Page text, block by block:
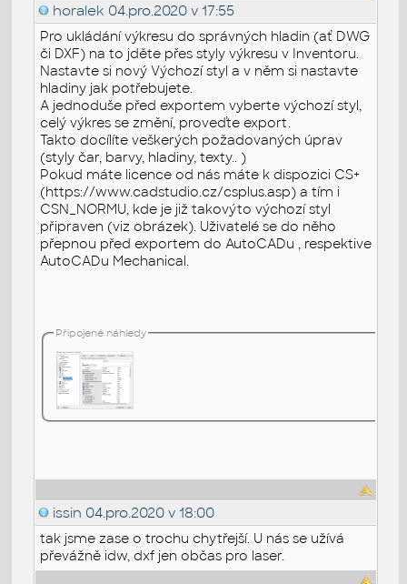
horalek 04.pro.2020 v 17:55
Pro ukládání výkresu do správných hladin (ať DWG
či DXF) na to jděte přes styly výkresu v Inventoru.
Nastavte si nový Výchozí styl a v něm si nastavte
hladiny jak potřebujete.
A jednoduše před exportem vyberte výchozí styl,
celý výkres se změní, proveďte export.
Takto docílíte veškerých požadovaných úprav
(styly čar, barvy, hladiny, texty.. )
Pokud máte licence od nás máte k dispozici CS+
(https://www.cadstudio.cz/csplus.asp) a tím i
CSN_NORMU, kde je již takovýto výchozí styl
připraven (viz obrázek). Uživatelé se do něho
přepnou před exportem do AutoCADu , respektive
AutoCADu Mechanical.
Připojené náhledy
issin 04.pro.2020 v 18:00
tak jsme zase o trochu chytřejší. U nás se užívá
převážně idw, dxf jen občas pro laser.